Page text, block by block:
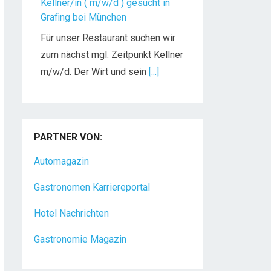
Kellner/in ( m/w/d ) gesucht in
Grafing bei München
Für unser Restaurant suchen wir
zum nächst mgl. Zeitpunkt Kellner
m/w/d. Der Wirt und sein [...]
Dein Arbeitsplatz mit
Urlaubsfeeling Chef de Rang
Leidenschaft und liebst[...]
PARTNER VON:
Automagazin
Gastronomen Karriereportal
Hotel Nachrichten
Gastronomie Magazin